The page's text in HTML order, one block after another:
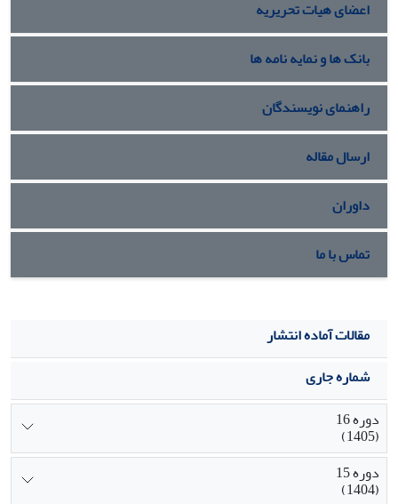
روی مقادیر بهینه مورد تجزیه و تحلیل قرار گرفته است.
اعضای هیات تحریریه
بانک ها و نمایه نامه ها
راهنمای نویسندگان
ارسال مقاله
داوران
تماس با ما
مقالات آماده انتشار
شماره جاری
دوره 16
(1405)
دوره 15
(1404)